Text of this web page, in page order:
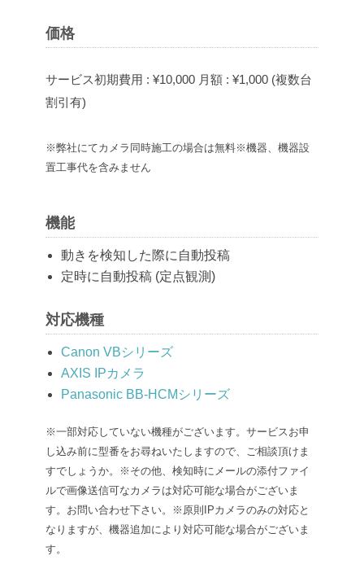
価格
サービス初期費用 : ¥10,000 月額 : ¥1,000 (複数台
割引有)
※弊社にてカメラ同時施工の場合は無料※機器、機器設
置工事代を含みません
機能
動きを検知した際に自動投稿
定時に自動投稿 (定点観測)
対応機種
Canon VBシリーズ
AXIS IPカメラ
Panasonic BB-HCMシリーズ
※一部対応していない機種がございます。サービスお申
し込み前に型番をお尋ねいたしますので、ご相談頂けま
すでしょうか。
※その他、検知時にメールの添付ファイ
ルで画像送信可なカメラは対応可能な場合がございま
す。お問い合わせ下さい。
※原則IPカメラのみの対応と
なりますが、機器追加により対応可能な場合がございま
す。